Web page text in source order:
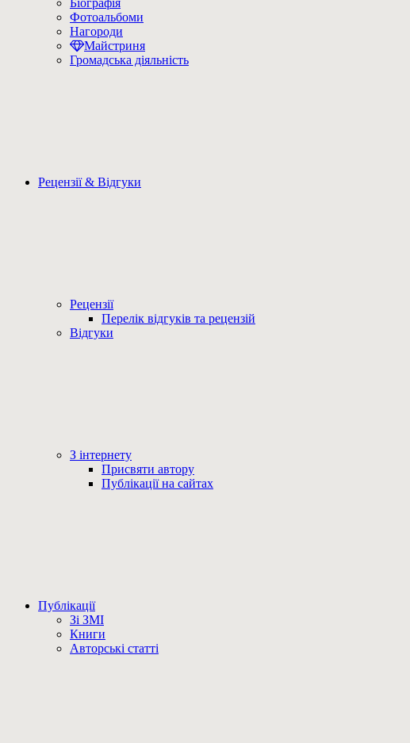
Біографія
Фотоальбоми
Нагороди
Майстриня
Громадська діяльність
Рецензії & Відгуки
Рецензії
Перелік відгуків та рецензій
Відгуки
З інтернету
Присвяти автору
Публікації на сайтах
Публікації
Зі ЗМІ
Книги
Авторські статті